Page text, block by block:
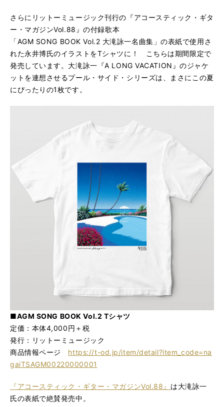
さらにリットーミュージック刊行の『アコースティック・ギタ
ー・マガジンVol.88』の付録歌本
「AGM SONG BOOK Vol.2 大滝詠一名曲集」の表紙で使用さ
れた永井博氏のイラストをTシャツに！ こちらは期間限定で
発売しています。大滝詠一『A LONG VACATION』のジャケ
ットを連想させるプール・サイド・シリーズは、まさにこの夏
にぴったりの1枚です。
■AGM SONG BOOK Vol.2 Tシャツ
定価：本体4,000円＋税
発行：リットーミュージック
商品情報ページ https://t-od.jp/item/detail?item_code=na
gaiTSAGM00220000001
『アコースティック・ギター・マガジンVol.88』 は大滝詠一
氏の表紙で絶賛発売中。